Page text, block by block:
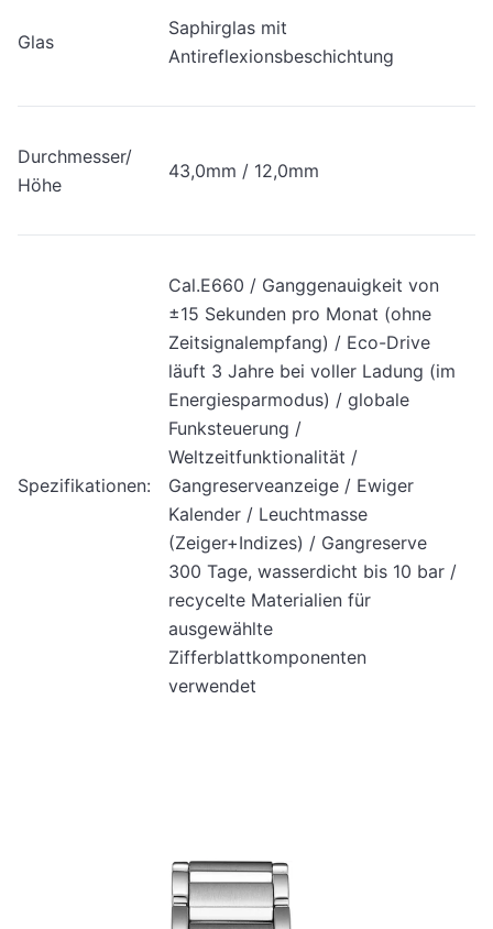
Glas
Saphirglas mit
Antireflexionsbeschichtung
Durchmesser/
Höhe
43,0mm / 12,0mm
Spezifikationen:
Cal.E660 / Ganggenauigkeit von
±15 Sekunden pro Monat (ohne
Zeitsignalempfang) / Eco-Drive
läuft 3 Jahre bei voller Ladung (im
Energiesparmodus) / globale
Funksteuerung /
Weltzeitfunktionalität /
Gangreserveanzeige / Ewiger
Kalender / Leuchtmasse
(Zeiger+Indizes) / Gangreserve
300 Tage, wasserdicht bis 10 bar /
recycelte Materialien für
ausgewählte
Zifferblattkomponenten
verwendet